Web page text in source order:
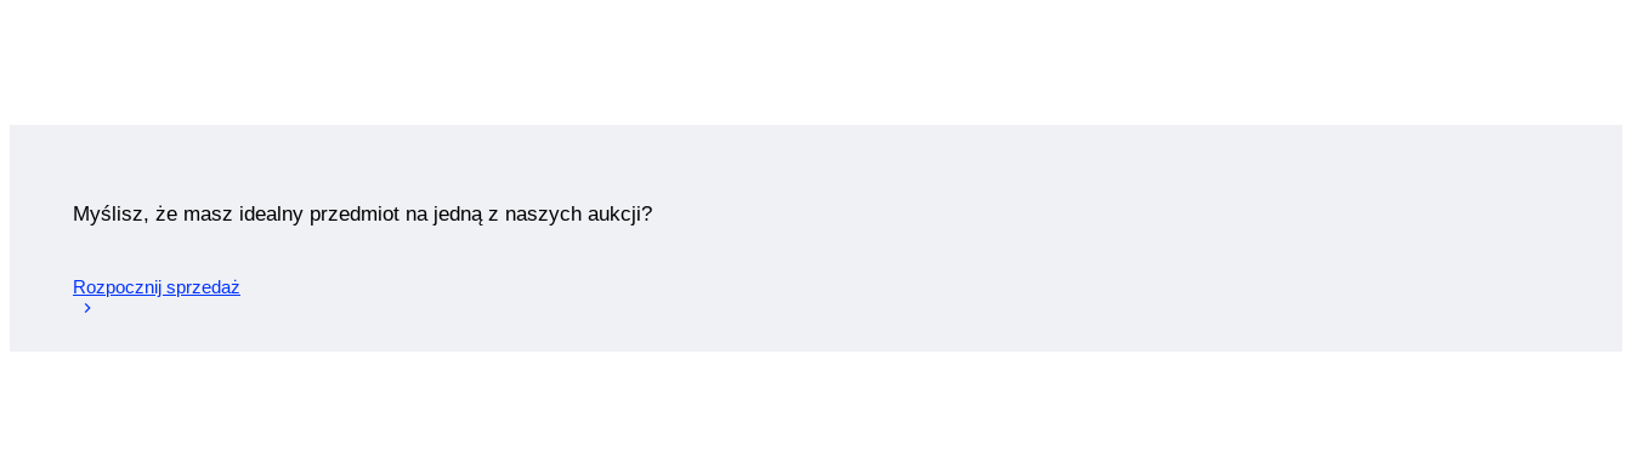
Myślisz, że masz idealny przedmiot na jedną z naszych aukcji?
Rozpocznij sprzedaż